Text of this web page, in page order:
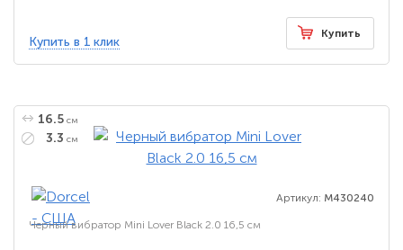
Купить в 1 клик
Купить
16.5 см
3.3 см
Артикул: M430240
Черный вибратор Mini Lover Black 2.0 16,5 см